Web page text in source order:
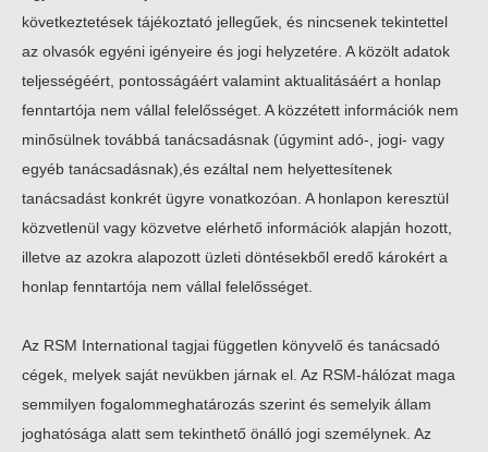
következtetések tájékoztató jellegűek, és nincsenek tekintettel
az olvasók egyéni igényeire és jogi helyzetére. A közölt adatok
teljességéért, pontosságáért valamint aktualitásáért a honlap
fenntartója nem vállal felelősséget. A közzétett információk nem
minősülnek továbbá tanácsadásnak (úgymint adó-, jogi- vagy
egyéb tanácsadásnak),és ezáltal nem helyettesítenek
tanácsadást konkrét ügyre vonatkozóan. A honlapon keresztül
közvetlenül vagy közvetve elérhető információk alapján hozott,
illetve az azokra alapozott üzleti döntésekből eredő károkért a
honlap fenntartója nem vállal felelősséget.
Az RSM International tagjai független könyvelő és tanácsadó
cégek, melyek saját nevükben járnak el. Az RSM-hálózat maga
semmilyen fogalommeghatározás szerint és semelyik állam
joghatósága alatt sem tekinthető önálló jogi személynek. Az